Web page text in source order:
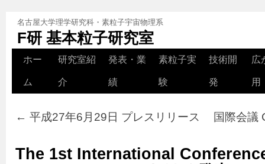
名古屋大学理学研究科・素粒子宇宙物理系
F研 基本粒子研究室
ホー
ム
研究室紹
介
発表・業
績
素粒子実
験
技術開
発
広
用
← 平成27年6月29日 プレスリリース 国際会議
The 1st International